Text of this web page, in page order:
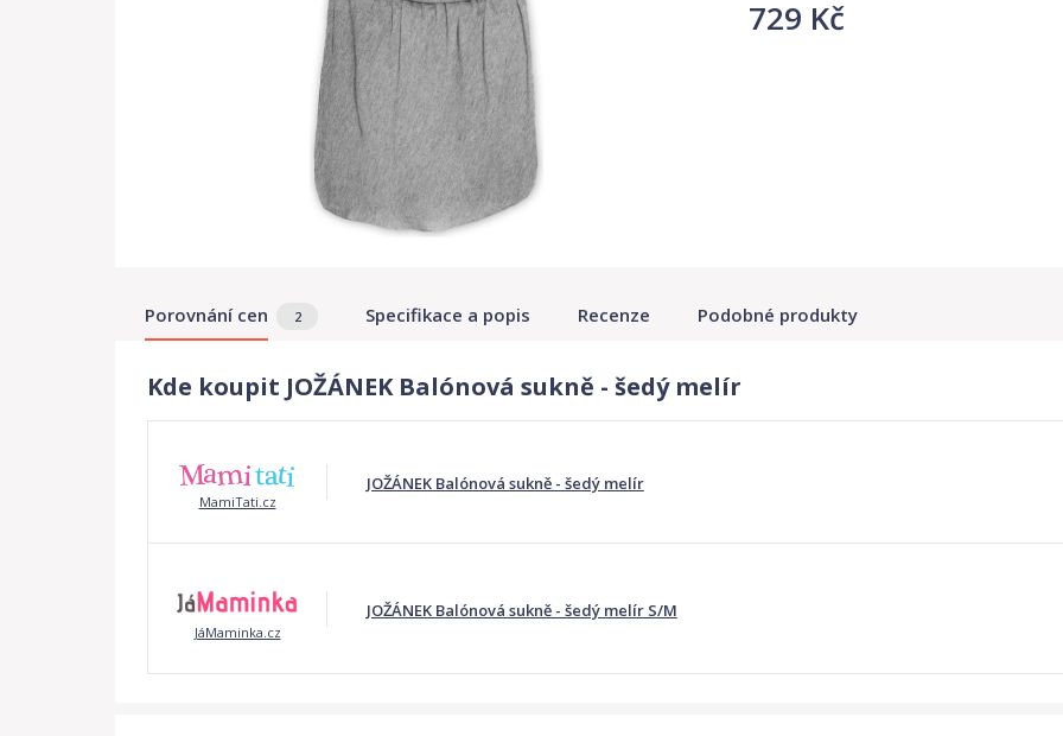
729 Kč
Porovnání cen 2 Specifikace a popis Recenze Podobné produkty
Kde koupit JOŽÁNEK Balónová sukně - šedý melír
MamiTati.cz
JOŽÁNEK Balónová sukně - šedý melír
JáMaminka.cz
JOŽÁNEK Balónová sukně - šedý melír S/M